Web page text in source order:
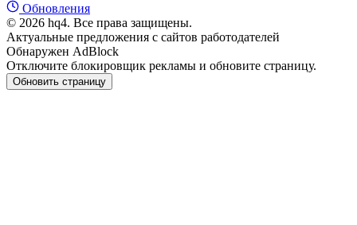
Обновления
© 2026 hq4. Все права защищены.
Актуальные предложения с сайтов работодателей
Обнаружен AdBlock
Отключите блокировщик рекламы и обновите страницу.
Обновить страницу